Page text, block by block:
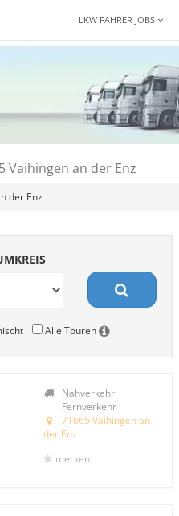
LKW FAHRER JOBS
Vaihingen an der Enz
der Enz
Alle Touren
Nahverkehr
Fernverkehr
71665 Vaihingen an
der Enz
merken